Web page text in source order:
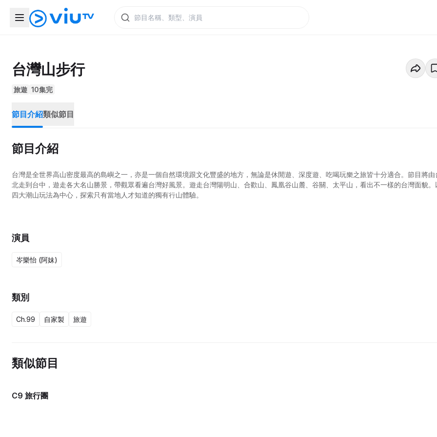
台灣山步行
旅遊 10集完
節目介紹類似節目
節目介紹
台灣是全世界高山密度最高的島嶼之一，亦是一個自然環境跟文化豐盛的地方，無論是休閒遊、深度遊、吃喝玩樂之旅皆十分適合。節目將由
北走到台中，遊走各大名山勝景，帶觀眾看遍台灣好風景。遊走台灣陽明山、合歡山、鳳凰谷山麓、谷關、太平山，看出不一樣的台灣面貌。
四大潮山玩法為中心，探索只有當地人才知道的獨有行山體驗。
演員
岑樂怡 (阿妹)
類別
Ch.99 自家製 旅遊
類似節目
C9 旅行團